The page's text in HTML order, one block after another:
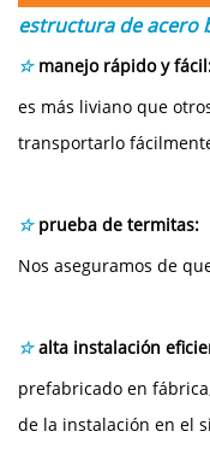
estructura de acero
☆manejo rápido y
es más liviano que
transportarlo
☆prueba de termitas:
Nos aseguramos de
☆alta instalación
prefabricado en
de la instalación en el